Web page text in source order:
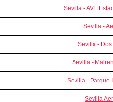
Sevilla - AVE
Sevilla -
Sevilla - Dos
Sevilla -
Sevilla - Parque
Sevilla